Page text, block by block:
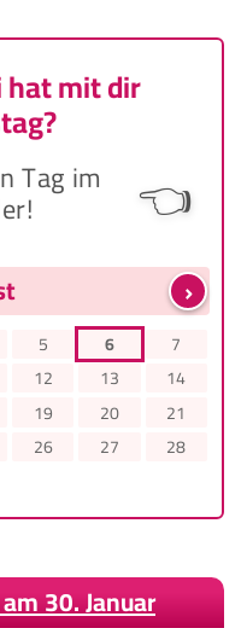
mit dir
Tag im 👈
›
5 6
7
12 13
14
19 20
21
26 27
28
30. Januar